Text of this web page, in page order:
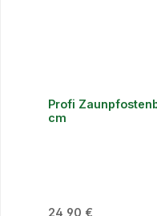
Profi
cm
Regulärer Preis:
24,90 €